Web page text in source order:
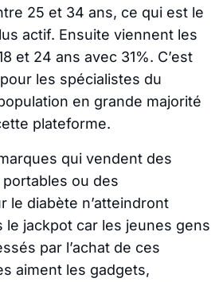
25 et 34 ans, ce qui est le
actif. Ensuite viennent les
et 24 ans avec 31%. C’est
les spécialistes du
en grande majorité
plateforme.
qui vendent des
ou des
le diabète n’atteindront
le jackpot car les jeunes gens
par l’achat de ces
aiment les gadgets,